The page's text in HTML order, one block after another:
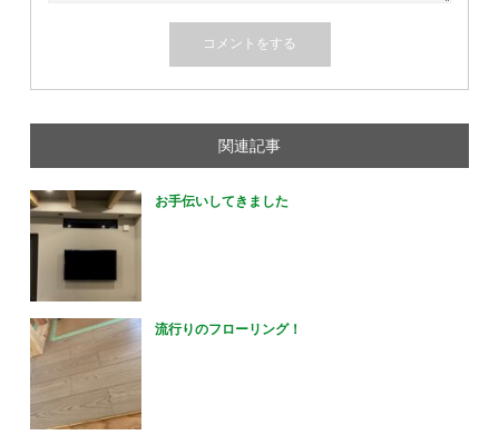
関連記事
お手伝いしてきました
流行りのフローリング！